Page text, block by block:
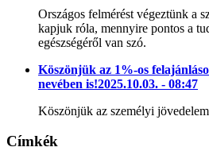
Országos felmérést végeztünk a
kapjuk róla, mennyire pontos a
egészségéről van szó.
Köszönjük az 1%-os
nevében is!2025.10.03. - 08:47
Köszönjük az személyi
Címkék